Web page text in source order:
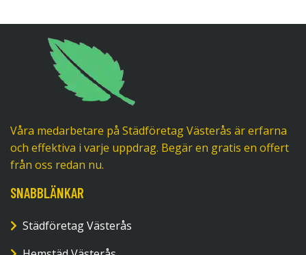
Våra medarbetare på Städföretag Västerås är erfarna
och effektiva i varje uppdrag. Begär en gratis en offert
från oss redan nu.
SNABBLÄNKAR
Städföretag Västerås